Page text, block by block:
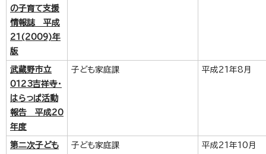
の子育て支援
情報誌 平成
21(2009)年
版
武蔵野市立
0123吉祥寺・
はらっぱ活動
報告 平成20
年度
子ども家庭課 平成21年8月
第二次子ども
子ども家庭課 平成21年10月